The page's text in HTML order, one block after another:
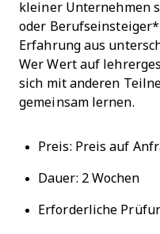
kleiner Unternehmen
oder
Erfahrung aus
Wer Wert auf
sich mit anderen
gemeinsam lernen.
Preis: Preis auf
Dauer: 2 Wochen
Erforderliche